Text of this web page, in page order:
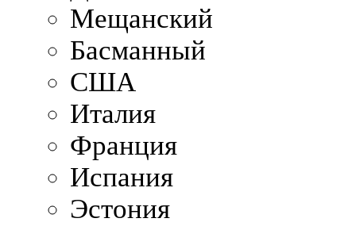
Мещанский
Басманный
США
Италия
Франция
Испания
Эстония